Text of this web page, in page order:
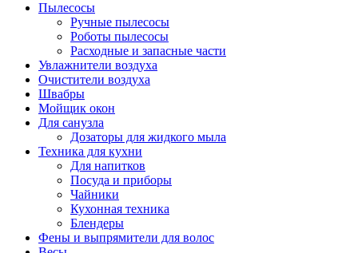
Пылесосы
Ручные пылесосы
Роботы пылесосы
Расходные и запасные части
Увлажнители воздуха
Очистители воздуха
Швабры
Мойщик окон
Для санузла
Дозаторы для жидкого мыла
Техника для кухни
Для напитков
Посуда и приборы
Чайники
Кухонная техника
Блендеры
Фены и выпрямители для волос